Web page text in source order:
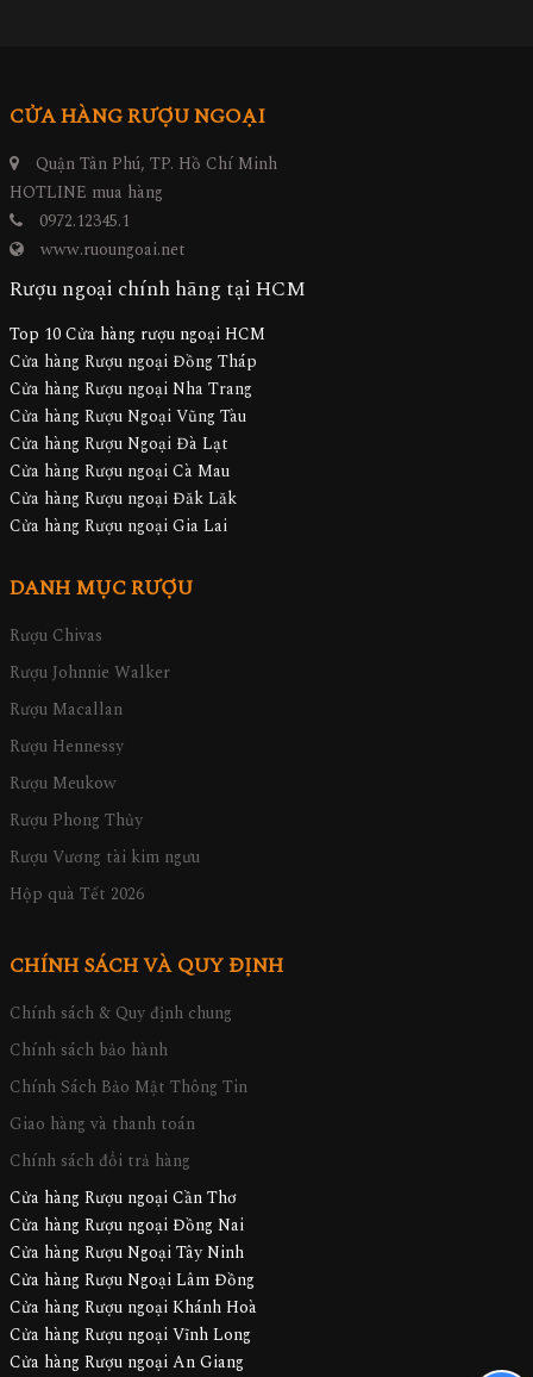
CỬA HÀNG RƯỢU NGOẠI
Quận Tân Phú, TP. Hồ Chí Minh
HOTLINE mua hàng
0972.12345.1
www.ruoungoai.net
Rượu ngoại chính hãng tại HCM
Top 10 Cửa hàng rượu ngoại HCM
Cửa hàng Rượu ngoại Đồng Tháp
Cửa hàng Rượu ngoại Nha Trang
Cửa hàng Rượu Ngoại Vũng Tàu
Cửa hàng Rượu Ngoại Đà Lạt
Cửa hàng Rượu ngoại Cà Mau
Cửa hàng Rượu ngoại Đăk Lăk
Cửa hàng Rượu ngoại Gia Lai
DANH MỤC RƯỢU
Rượu Chivas
Rượu Johnnie Walker
Rượu Macallan
Rượu Hennessy
Rượu Meukow
Rượu Phong Thủy
Rượu Vương tài kim ngưu
Hộp quà Tết 2026
CHÍNH SÁCH VÀ QUY ĐỊNH
Chính sách & Quy định chung
Chính sách bảo hành
Chính Sách Bảo Mật Thông Tin
Giao hàng và thanh toán
Chính sách đổi trả hàng
Cửa hàng Rượu ngoại Cần Thơ
Cửa hàng Rượu ngoại Đồng Nai
Cửa hàng Rượu Ngoại Tây Ninh
Cửa hàng Rượu Ngoại Lâm Đồng
Cửa hàng Rượu ngoại Khánh Hoà
Cửa hàng Rượu ngoại Vĩnh Long
Cửa hàng Rượu ngoại An Giang